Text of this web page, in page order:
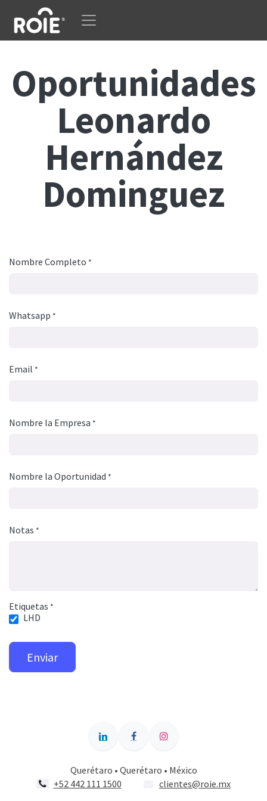
Ir al contenido
Oportunidades
Leonardo
Hernández
Dominguez
Nombre Completo *
Whatsapp *
Email *
Nombre la Empresa *
Nombre la Oportunidad *
Notas *
Etiquetas *
LHD
Enviar
Querétaro • Querétaro • México
+52 442 111 1500
clientes@roie.mx